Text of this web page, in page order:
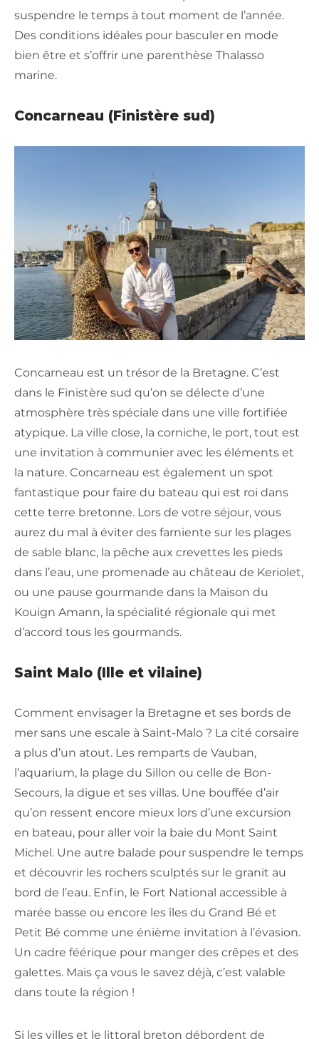
suspendre le temps à tout moment de l’année.
Des conditions idéales pour basculer en mode
bien être et s’offrir une parenthèse Thalasso
marine.
Concarneau (Finistère sud)
Concarneau est un trésor de la Bretagne. C’est
dans le Finistère sud qu’on se délecte d’une
atmosphère très spéciale dans une ville fortifiée
atypique. La ville close, la corniche, le port, tout est
une invitation à communier avec les éléments et
la nature. Concarneau est également un spot
fantastique pour faire du bateau qui est roi dans
cette terre bretonne. Lors de votre séjour, vous
aurez du mal à éviter des farniente sur les plages
de sable blanc, la pêche aux crevettes les pieds
dans l’eau, une promenade au château de Keriolet,
ou une pause gourmande dans la Maison du
Kouign Amann, la spécialité régionale qui met
d’accord tous les gourmands.
Saint Malo (Ille et vilaine)
Comment envisager la Bretagne et ses bords de
mer sans une escale à Saint-Malo ? La cité corsaire
a plus d’un atout. Les remparts de Vauban,
l’aquarium, la plage du Sillon ou celle de Bon-
Secours, la digue et ses villas. Une bouffée d’air
qu’on ressent encore mieux lors d’une excursion
en bateau, pour aller voir la baie du Mont Saint
Michel. Une autre balade pour suspendre le temps
et découvrir les rochers sculptés sur le granit au
bord de l’eau. Enfin, le Fort National accessible à
marée basse ou encore les îles du Grand Bé et
Petit Bé comme une énième invitation à l’évasion.
Un cadre féérique pour manger des crêpes et des
galettes. Mais ça vous le savez déjà, c’est valable
dans toute la région !
Si les villes et le littoral breton débordent de